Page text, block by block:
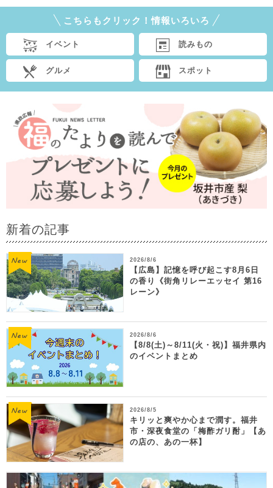
こちらもクリック！情報いろいろ
イベント 読みもの
グルメ スポット
新着の記事
2026/8/6
【広島】記憶を呼び起こす8月6日
の香り《街角リレーエッセイ 第16
レーン》
2026/8/6
【8/8(土)～8/11(火・祝)】福井県内
のイベントまとめ
2026/8/5
キリッと爽やか心まで潤す。福井
市・深夜食堂の「梅酢ガリ酎」【あ
の店の、あの一杯】